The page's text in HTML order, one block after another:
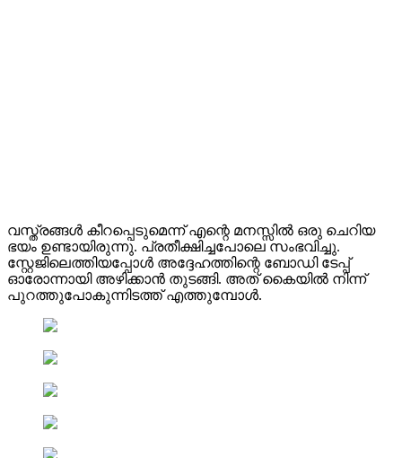
വസ്ത്രങ്ങൾ കീറപ്പെടുമെന്ന് എന്റെ മനസ്സിൽ ഒരു ചെറിയ
ഭയം ഉണ്ടായിരുന്നു. പ്രതീക്ഷിച്ചപോലെ സംഭവിച്ചു.
സ്റ്റേജിലെത്തിയപ്പോൾ അദ്ദേഹത്തിന്റെ ബോഡി ടേപ്പ്
ഓരോന്നായി അഴിക്കാൻ തുടങ്ങി. അത് കൈയിൽ നിന്ന്
പുറത്തുപോകുന്നിടത്ത് എത്തുമ്പോൾ.